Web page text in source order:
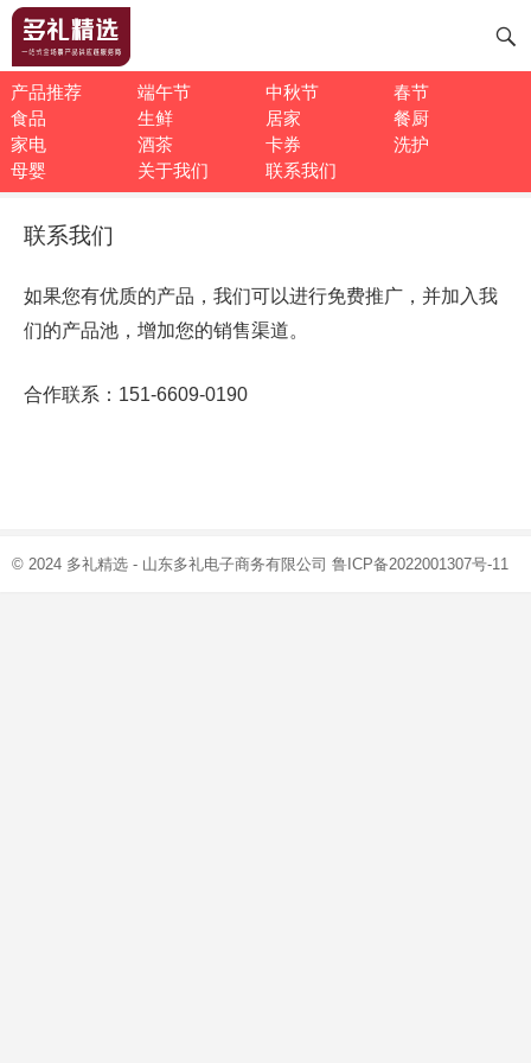
产品推荐 端午节 中秋节
春节
食品
生鲜 居家
餐厨
家电
酒茶 卡券
洗护
母婴
关于我们 联系我们
联系我们
如果您有优质的产品，我们可以进行免费推广，并加入我
们的产品池，增加您的销售渠道。
合作联系：151-6609-0190
© 2024 多礼精选 - 山东多礼电子商务有限公司 鲁ICP备2022001307号-11